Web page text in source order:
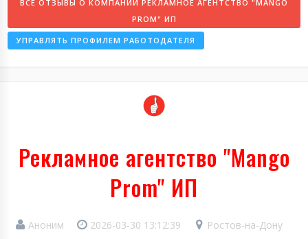
ВСЕ ОТЗЫВЫ О КОМПАНИИ РЕКЛАМНОЕ АГЕНТСТВО "MANGO
PROM" ИП
УПРАВЛЯТЬ ПРОФИЛЕМ РАБОТОДАТЕЛЯ
Рекламное агентство "Mango
Prom" ИП
Аноним 2026-03-30 13:12:39
Ростов-на-Дону